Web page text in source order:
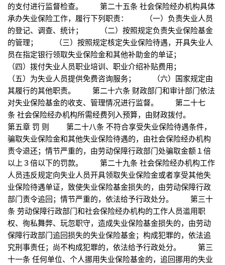
的支付进行监督检查。 第二十五条 社会保险经办机构具体
承办失业保险工作，履行下列职责： （一）负责失业人员
的登记、调查、统计； （二）按照规定负责失业保险基金
的管理； （三）按照规定核定失业保险待遇，开具失业人
员在指定银行领取失业保险金和其他补助金的单证；
（四）拨付失业人员职业培训、职业介绍补贴费用；
（五）为失业人员提供免费咨询服务； （六）国家规定由
其履行的其他职责。 第二十六条 财政部门和审计部门依法
对失业保险基金的收支、管理情况进行监督。 第二十七
条 社会保险经办机构所需经费列入预算，由财政拨付。
第五章 罚 则 第二十八条 不符合享受失业保险待遇条件，
骗取失业保险金和其他失业保险待遇的，由社会保险经办机构
责令退还；情节严重的，由劳动保障行政部门处骗取金额１倍
以上３倍以下的罚款。 第二十九条 社会保险经办机构工作
人员违反规定向失业人员开具领取失业保险金或者享受其他失
业保险待遇单证，致使失业保险基金损失的，由劳动保障行政
部门责令追回；情节严重的，依法给予行政处分。 第三十
条 劳动保障行政部门和社会保险经办机构的工作人员滥用职
权、徇私舞弊、玩忽职守，造成失业保险基金损失的，由劳动
保障行政部门追回损失的失业保险基金；构成犯罪的，依法追
究刑事责任；尚不构成犯罪的，依法给予行政处分。 第三
十一条 任何单位、个人挪用失业保险基金的，追回挪用的失业